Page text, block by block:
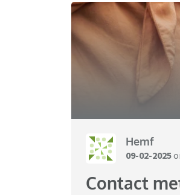
Hemf
09-02-2025
Contact